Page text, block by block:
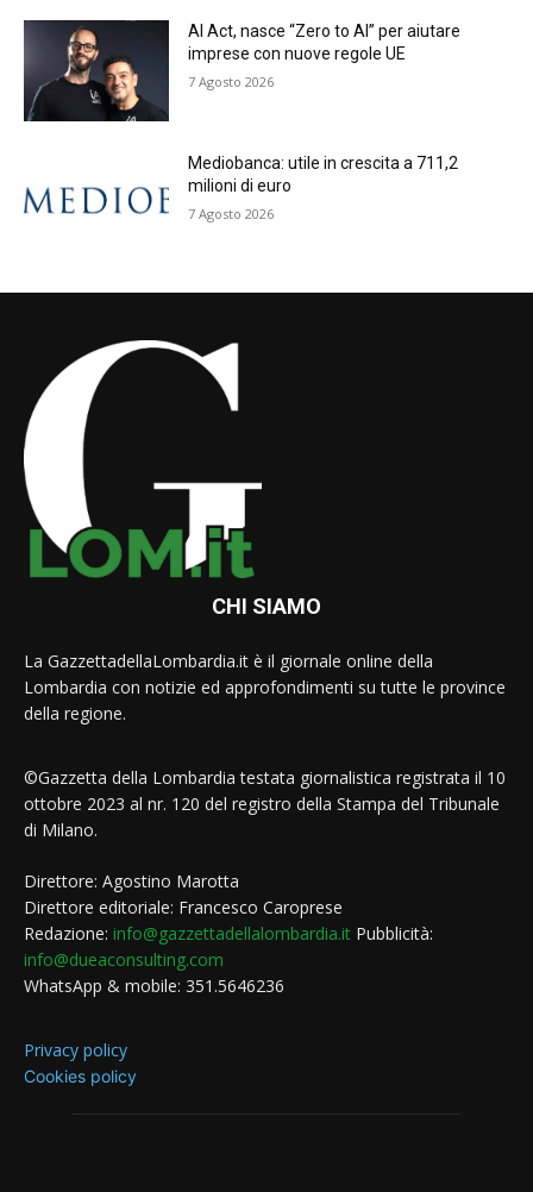
AI Act, nasce “Zero to AI” per aiutare
imprese con nuove regole UE
7 Agosto 2026
Mediobanca: utile in crescita a 711,2
milioni di euro
7 Agosto 2026
CHI SIAMO
La GazzettadellaLombardia.it è il giornale online della
Lombardia con notizie ed approfondimenti su tutte le province
della regione.
©Gazzetta della Lombardia testata giornalistica registrata il 10
ottobre 2023 al nr. 120 del registro della Stampa del Tribunale
di Milano.
Direttore: Agostino Marotta
Direttore editoriale: Francesco Caroprese
Redazione: info@gazzettadellalombardia.it Pubblicità:
info@dueaconsulting.com
WhatsApp & mobile: 351.5646236
Privacy policy
Cookies policy